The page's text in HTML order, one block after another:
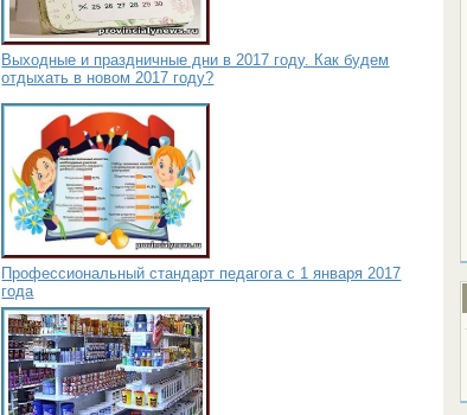
Выходные и праздничные дни в 2017 году. Как будем
отдыхать в новом 2017 году?
Профессиональный стандарт педагога с 1 января 2017
года